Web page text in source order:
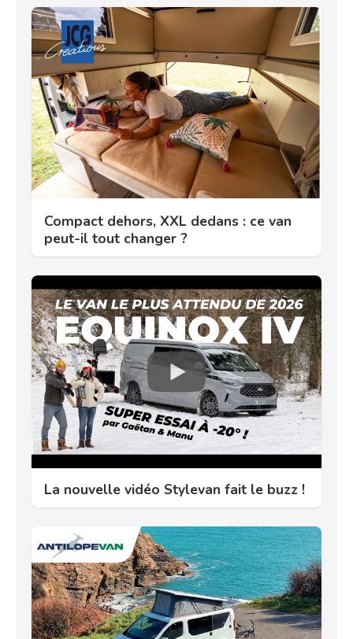
Compact dehors, XXL dedans : ce van
peut-il tout changer ?
La nouvelle vidéo Stylevan fait le buzz !